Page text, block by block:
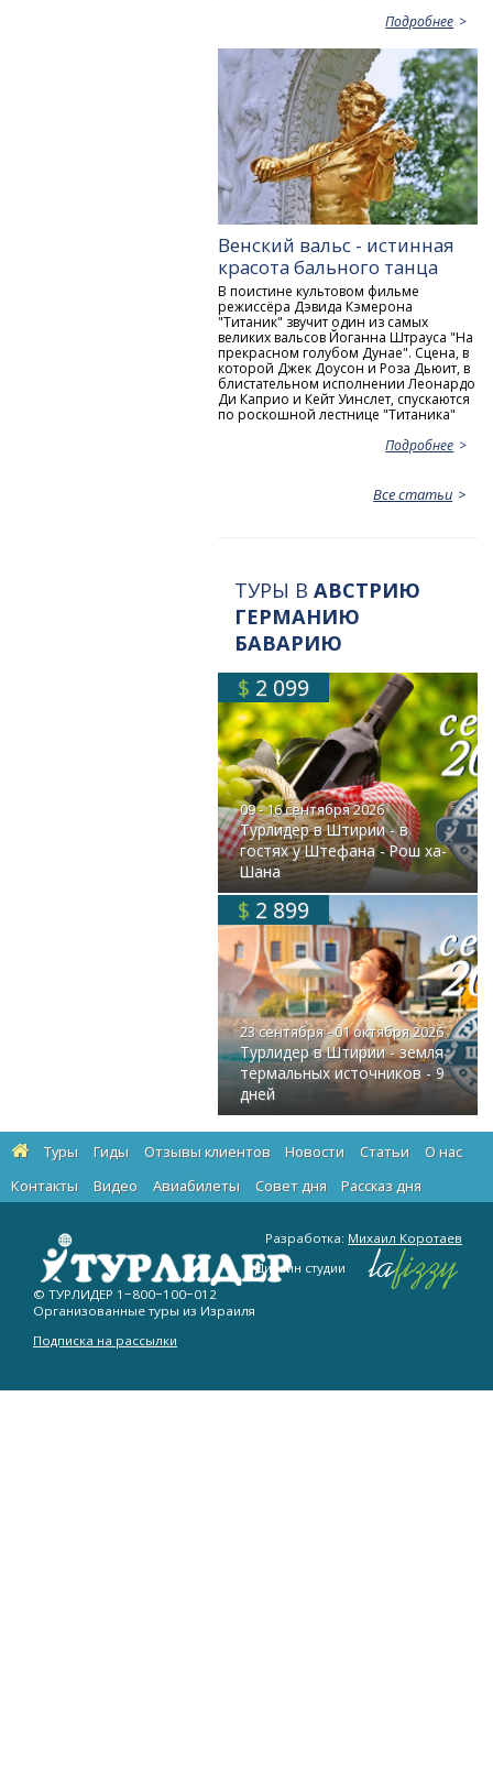
Подробнее
Венский вальс - истинная
красота бального танца
В поистине культовом фильме
режиссёра Дэвида Кэмерона
"Титаник" звучит один из самых
великих вальсов Йоганна Штрауса "На
прекрасном голубом Дунае". Сцена, в
которой Джек Доусон и Роза Дьюит, в
блистательном исполнении Леонардо
Ди Каприо и Кейт Уинслет, спускаются
по роскошной лестнице "Титаника"
Подробнее
Все статьи
ТУРЫ ВАВСТРИЮ
ГЕРМАНИЮ
БАВАРИЮ
$ 2 099
09 - 16 сентября 2026
Турлидер в Штирии - в
гостях у Штефана - Рош ха-
Шана
$ 2 899
23 сентября - 01 октября 2026
Турлидер в Штирии - земля
термальных источников - 9
дней
Туры Гиды Отзывы клиентов Новости Статьи
О нас
Контакты
Видео Авиабилеты Cовет дня Рассказ дня
© ТУРЛИДЕР 1−800−100−012
Организованные туры из Израиля
Подписка на рассылки
Разработка: Михаил Коротаев
Дизайн студии